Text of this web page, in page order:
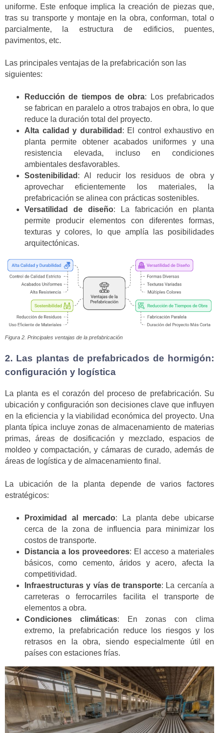
uniforme. Este enfoque implica la creación de piezas que,
tras su transporte y montaje en la obra, conforman, total o
parcialmente, la estructura de edificios, puentes,
pavimentos, etc.
Las principales ventajas de la prefabricación son las
siguientes:
Reducción de tiempos de obra: Los prefabricados
se fabrican en paralelo a otros trabajos en obra, lo que
reduce la duración total del proyecto.
Alta calidad y durabilidad : El control exhaustivo en
planta permite obtener acabados uniformes y una
resistencia elevada, incluso en condiciones
ambientales desfavorables.
Sostenibilidad : Al reducir los residuos de obra y
aprovechar eficientemente los materiales, la
prefabricación se alinea con prácticas sostenibles.
Versatilidad de diseño: La fabricación en planta
permite producir elementos con diferentes formas,
texturas y colores, lo que amplía las posibilidades
arquitectónicas.
Figura 2. Principales ventajas de la prefabricación
2. Las plantas de prefabricados de hormigón:
configuración y logística
La planta es el corazón del proceso de prefabricación. Su
ubicación y configuración son decisiones clave que influyen
en la eficiencia y la viabilidad económica del proyecto. Una
planta típica incluye zonas de almacenamiento de materias
primas, áreas de dosificación y mezclado, espacios de
moldeo y compactación, y cámaras de curado, además de
áreas de logística y de almacenamiento final.
La ubicación de la planta depende de varios factores
estratégicos:
Proximidad al mercado: La planta debe ubicarse
cerca de la zona de influencia para minimizar los
costos de transporte.
Distancia a los proveedores: El acceso a materiales
básicos, como cemento, áridos y acero, afecta la
competitividad.
Infraestructuras y vías de transporte: La cercanía a
carreteras o ferrocarriles facilita el transporte de
elementos a obra.
Condiciones climáticas: En zonas con clima
extremo, la prefabricación reduce los riesgos y los
retrasos en la obra, siendo especialmente útil en
países con estaciones frías.